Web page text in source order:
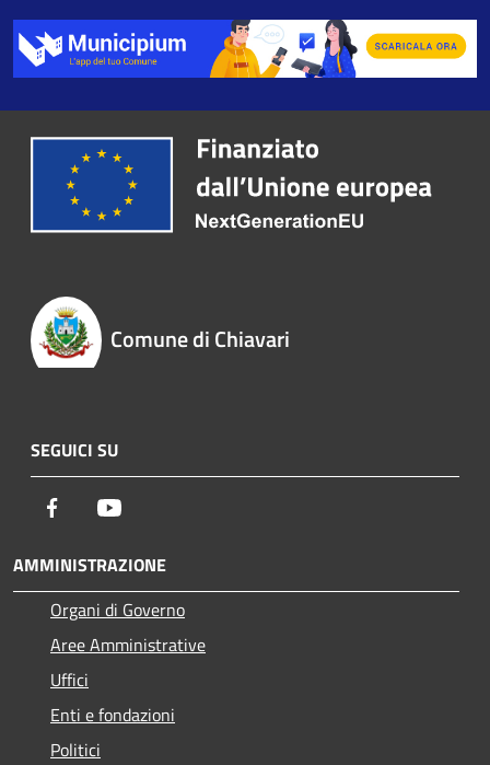
Comune di Chiavari
SEGUICI SU
Facebook
AMMINISTRAZIONE
Organi di Governo
Aree Amministrative
Uffici
Enti e fondazioni
Politici